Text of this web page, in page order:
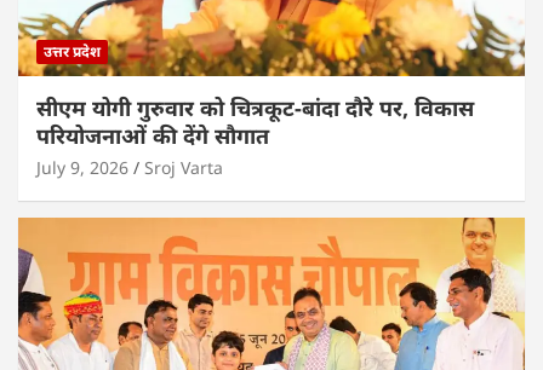
उत्तर प्रदेश
सीएम योगी गुरुवार को चित्रकूट-बांदा दौरे पर, विकास
परियोजनाओं की देंगे सौगात
July 9, 2026 Sroj Varta